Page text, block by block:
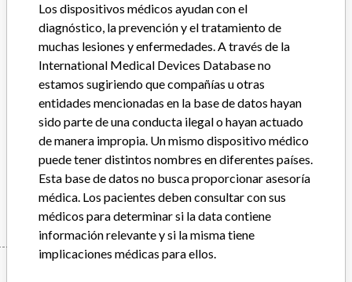
Denali Filter-Femoral Delivery System || Product Code:
DL900F/DL950F; || Indicated for use in the prevention of recurrent
pulmonary embolism via placement in the vena cava.
96 MÁS
Los dispositivos médicos ayudan con el
diagnóstico, la prevención y el tratamiento de
muchas lesiones y enfermedades. A través de la
International Medical Devices Database no
estamos sugiriendo que compañías u otras
entidades mencionadas en la base de datos hayan
sido parte de una conducta ilegal o hayan actuado
de manera impropia. Un mismo dispositivo médico
puede tener distintos nombres en diferentes países.
Esta base de datos no busca proporcionar asesoría
médica. Los pacientes deben consultar con sus
médicos para determinar si la data contiene
información relevante y si la misma tiene
implicaciones médicas para ellos.